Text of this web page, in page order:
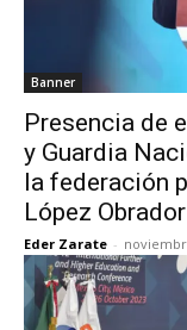
Banner
Presencia de
y Guardia
la federación
López Obrador
Eder Zarate -